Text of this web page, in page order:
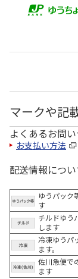
マークや記
よくあるお問
お支払い方法
配送情報につい
ゆうパック
す
チルドゆう
します
冷凍ゆうパ
ます。
佐川急便で
ます